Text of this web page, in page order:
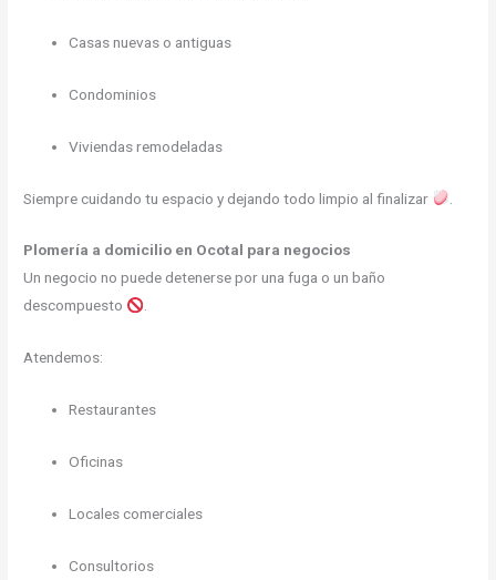
Casas nuevas o antiguas
Condominios
Viviendas remodeladas
Siempre cuidando tu espacio y dejando todo limpio al finalizar
Plomería a domicilio en Ocotal para negocios
Un negocio no puede detenerse por una fuga o un baño
descompuesto
.
Atendemos:
Restaurantes
Oficinas
Locales comerciales
Consultorios